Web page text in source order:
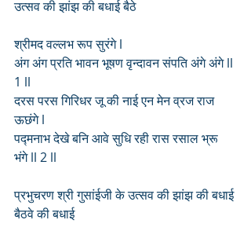
उत्सव की झांझ की बधाई बैठे
श्रीमद वल्लभ रूप सुरंगे l
अंग अंग प्रति भावन भूषण वृन्दावन संपति अंगे अंगे ll
1 ll
दरस परस गिरिधर जू की नाई एन मेन व्रज राज
ऊछंगे l
पद्मनाभ देखे बनि आवे सुधि रही रास रसाल भ्रू
भंगे ll 2 ll
प्रभुचरण श्री गुसांईजी के उत्सव की झांझ की बधाई
बैठवे की बधाई